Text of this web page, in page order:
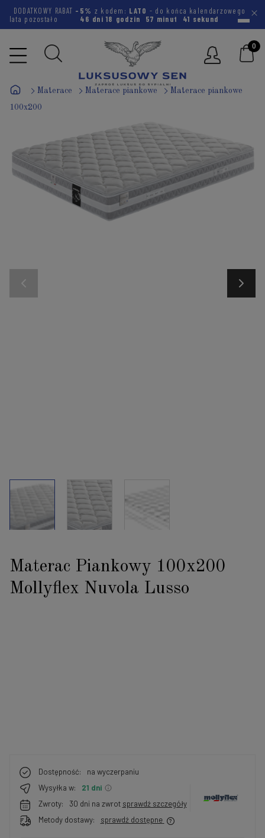
DODATKOWY RABAT -5% z kodem: LATO - do końca kalendarzowego
lata pozostało
46 dni 18 godzin 57 minut 40 sekund
Materace Materace piankowe Materace piankowe
100x200
Materac Piankowy 100x200
Mollyflex Nuvola Lusso
Dostępność:
na wyczerpaniu
Wysyłka w:
21 dni
Zwroty:
30 dni na zwrot sprawdź szczegóły
Metody dostawy:
sprawdź dostępne